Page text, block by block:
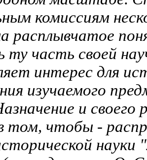
комиссиям
расплывчатое
ту часть своей
интерес для
изучаемого
и своего
том, чтобы -
науки